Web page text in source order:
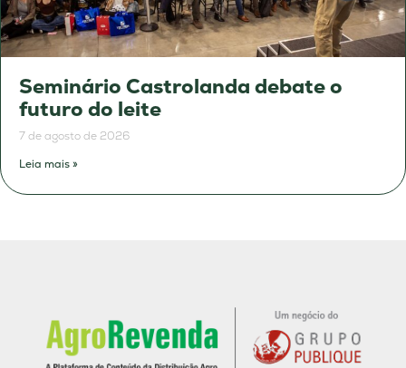
Seminário Castrolanda debate o
futuro do leite
7 de agosto de 2026
Leia mais »